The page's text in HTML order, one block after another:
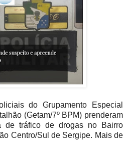
do Grupamento Especial
(Getam/7º BPM) prenderam
de tráfico de drogas no Bairro
Centro/Sul de Sergipe. Mais de